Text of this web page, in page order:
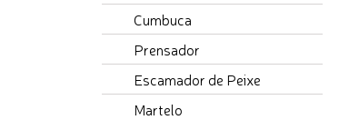
Cumbuca
Prensador
Escamador de Peixe
Martelo